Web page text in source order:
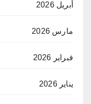
أبريل 2026
مارس 2026
فبراير 2026
يناير 2026